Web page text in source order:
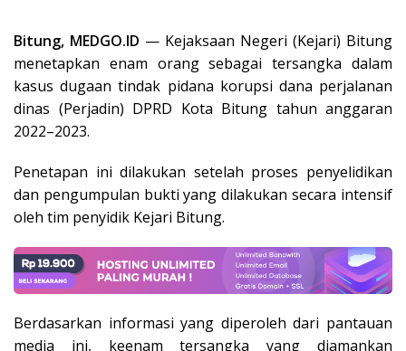
Bitung, MEDGO.ID — Kejaksaan Negeri (Kejari) Bitung
menetapkan enam orang sebagai tersangka dalam
kasus dugaan tindak pidana korupsi dana perjalanan
dinas (Perjadin) DPRD Kota Bitung tahun anggaran
2022–2023.
Penetapan ini dilakukan setelah proses penyelidikan
dan pengumpulan bukti yang dilakukan secara intensif
oleh tim penyidik Kejari Bitung.
Berdasarkan informasi yang diperoleh dari pantauan
media ini, keenam tersangka yang diamankan